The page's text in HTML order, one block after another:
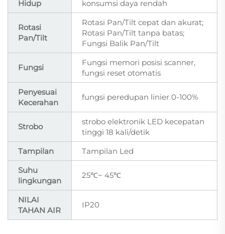
Hidup
konsumsi daya rendah
Rotasi
Pan/Tilt
Rotasi Pan/Tilt cepat dan akurat;
Rotasi Pan/Tilt tanpa batas;
Fungsi Balik Pan/Tilt
Fungsi
Fungsi memori posisi scanner,
fungsi reset otomatis
Penyesuai
Kecerahan
fungsi peredupan linier 0-100%
Strobo
strobo elektronik LED kecepatan
tinggi 18 kali/detik
Tampilan
Tampilan Led
Suhu
lingkungan
25℃~ 45℃
NILAI
TAHAN AIR
IP20